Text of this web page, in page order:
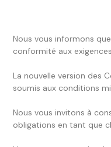
Nous vous informons
conformité aux
La nouvelle version des
soumis aux conditions
Nous vous invitons à
obligations en tant que